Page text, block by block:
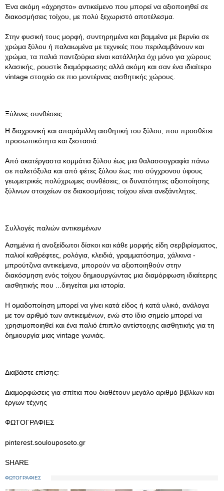
Ένα ακόμη «άχρηστο» αντικείμενο που μπορεί να αξιοποιηθεί σε
διακοσμήσεις τοίχου, με πολύ ξεχωριστό αποτέλεσμα.
Στην φυσική τους μορφή, συντηρημένα και βαμμένα με βερνίκι σε
χρώμα ξύλου ή παλαιωμένα με τεχνικές που περιλαμβάνουν και
χρώμα, τα παλιά παντζούρια είναι κατάλληλα όχι μόνο για χώρους
κλασικής, ρουστίκ διαμόρφωσης αλλά ακόμη και σαν ένα ιδιαίτερο
vintage στοιχείο σε πιο μοντέρνας αισθητικής χώρους.
Ξύλινες συνθέσεις
Η διαχρονική και απαράμιλλη αισθητική του ξύλου, που προσθέτει
προσωπικότητα και ζεστασιά.
Από ακατέργαστα κομμάτια ξύλου έως μια θαλασσογραφία πάνω
σε παλετόξυλα και από φέτες ξύλου έως πιο σύγχρονου ύφους
γεωμετρικές πολύχρωμες συνθέσεις, οι δυνατότητες αξιοποίησης
ξύλινων στοιχείων σε διακοσμήσεις τοίχου είναι ανεξάντλητες.
Συλλογές παλιών αντικειμένων
Ασημένια ή ανοξείδωτοι δίσκοι και κάθε μορφής είδη σερβιρίσματος,
παλιοί καθρέφτες, ρολόγια, κλειδιά, γραμματόσημα, χάλκινα -
μπρούτζινα αντικείμενα, μπορούν να αξιοποιηθούν στην
διακόσμηση ενός τοίχου δημιουργώντας μια διαμόρφωση ιδιαίτερης
αισθητικής που ...διηγείται μια ιστορία.
Η ομαδοποίηση μπορεί να γίνει κατά είδος ή κατά υλικό, ανάλογα
με τον αριθμό των αντικειμένων, ενώ στο ίδιο σημείο μπορεί να
χρησιμοποιηθεί και ένα παλιό έπιπλο αντίστοιχης αισθητικής για τη
δημιουργία μιας vintage γωνιάς.
Διαβάστε επίσης:
Διαμορφώσεις για σπίτια που διαθέτουν μεγάλο αριθμό βιβλίων και
έργων τέχνης
ΦΩΤΟΓΡΑΦΙΕΣ
pinterest.soulouposeto.gr
SHARE
ΦΩΤΟΓΡΑΦΙΕΣ